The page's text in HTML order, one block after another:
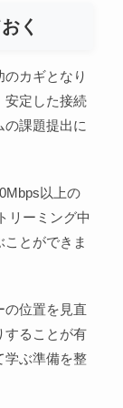
く
カギとなり
安定した接続
の課題提出に
以上の
リーミング中
とができま
の位置を見直
することが有
学ぶ準備を整